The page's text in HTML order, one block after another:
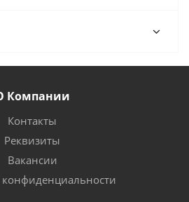
Компании
Контакты
Реквизиты
Вакансии